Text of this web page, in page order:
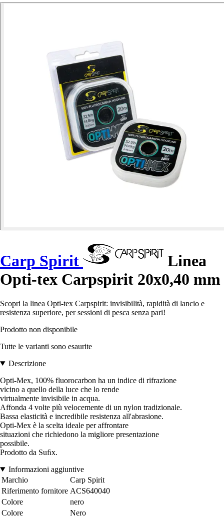
Carp Spirit
Linea
Opti-tex Carpspirit 20x0,40 mm
Scopri la linea Opti-tex Carpspirit: invisibilità, rapidità di lancio e
resistenza superiore, per sessioni di pesca senza pari!
Prodotto non disponibile
Tutte le varianti sono esaurite
Descrizione
Opti-Mex, 100% fluorocarbon ha un indice di rifrazione
vicino a quello della luce che lo rende
virtualmente invisibile in acqua.
Affonda 4 volte più velocemente di un nylon tradizionale.
Bassa elasticità e incredibile resistenza all'abrasione.
Opti-Mex è la scelta ideale per affrontare
situazioni che richiedono la migliore presentazione
possibile.
Prodotto da Suﬁx.
Informazioni aggiuntive
Marchio
Carp Spirit
Riferimento fornitore ACS640040
Colore
nero
Colore
Nero